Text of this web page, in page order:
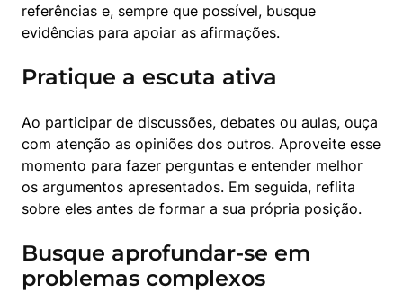
referências e, sempre que possível, busque
evidências para apoiar as afirmações.
Pratique a escuta ativa
Ao participar de discussões, debates ou aulas, ouça
com atenção as opiniões dos outros. Aproveite esse
momento para fazer perguntas e entender melhor
os argumentos apresentados. Em seguida, reflita
sobre eles antes de formar a sua própria posição.
Busque aprofundar-se em
problemas complexos